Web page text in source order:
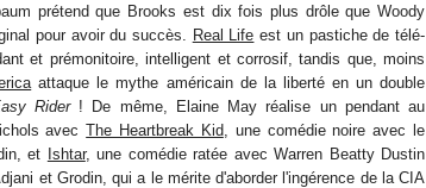
prétend que Brooks est dix fois plus drôle que Woody
pour avoir du succès.
Real Life est un pastiche de télé-
et prémonitoire, intelligent et corrosif, tandis que, moins
attaque le mythe américain de la liberté en un double
Rider! De même, Elaine May réalise un pendant au
avecThe Heartbreak Kid , une comédie noire avec le
et
Ishtar, une comédie ratée avec Warren Beatty Dustin
et Grodin, qui a le mérite d'aborder l'ingérence de la CIA